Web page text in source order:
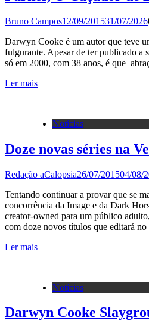
Bruno Campos12/09/201531/07/2026
Darwyn Cooke é um autor que teve
fulgurante. Apesar de ter publicado a
só em 2000, com 38 anos, é que
Ler mais
Notícias
Doze novas séries na
Redação aCalopsia26/07/201504/08/
Tentando continuar a provar que se
concorrência da Image e da Dark
creator-owned para um público
com doze novos títulos que editará no
Ler mais
Notícias
Darwyn Cooke